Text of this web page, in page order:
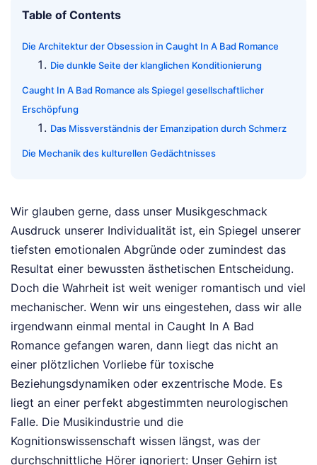
Table of Contents
Die Architektur der Obsession in Caught In A Bad Romance
Die dunkle Seite der klanglichen Konditionierung
Caught In A Bad Romance als Spiegel gesellschaftlicher
Erschöpfung
Das Missverständnis der Emanzipation durch Schmerz
Die Mechanik des kulturellen Gedächtnisses
Wir glauben gerne, dass unser Musikgeschmack
Ausdruck unserer Individualität ist, ein Spiegel unserer
tiefsten emotionalen Abgründe oder zumindest das
Resultat einer bewussten ästhetischen Entscheidung.
Doch die Wahrheit ist weit weniger romantisch und viel
mechanischer. Wenn wir uns eingestehen, dass wir alle
irgendwann einmal mental in Caught In A Bad
Romance gefangen waren, dann liegt das nicht an
einer plötzlichen Vorliebe für toxische
Beziehungsdynamiken oder exzentrische Mode. Es
liegt an einer perfekt abgestimmten neurologischen
Falle. Die Musikindustrie und die
Kognitionswissenschaft wissen längst, was der
durchschnittliche Hörer ignoriert: Unser Gehirn ist